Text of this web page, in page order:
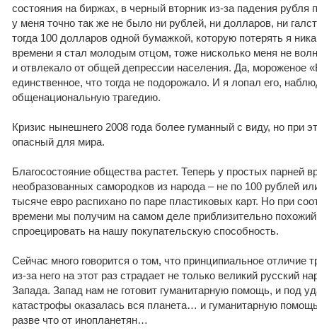
состояния на биржах, в черный вторник из-за падения рубля
у меня точно так же не было ни рублей, ни долларов, ни
тогда 100 долларов одной бумажкой, которую потерять я
времени я стал молодым отцом, тоже нисколько меня не
и отвлекало от общей депрессии населения. Да, мороженое
единственное, что тогда не подорожало. И я лопал его,
общенациональную трагедию.
Кризис нынешнего 2008 года более гуманный с виду, но при
опасный для мира.
Благосостояние общества растет. Теперь у простых парней
необразованных самородков из народа – не по 100 рублей
тысяче евро распихано по паре пластиковых карт. Но при
времени мы получим на самом деле приблизительно похожий
спроецировать на нашу покупательскую способность.
Сейчас много говорится о том, что принципиальное отличие
из-за него на этот раз страдает не только великий русский
Запада. Запад нам не готовит гуманитарную помощь, и под
катастрофы оказалась вся планета… и гуманитарную
разве что от инопланетян…